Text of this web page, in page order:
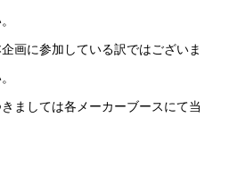
画に参加している訳ではございま
ましては各メーカーブースにて当